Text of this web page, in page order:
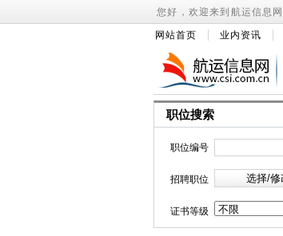
您好，欢迎来到航运信息
网站首页 业内资讯
职位搜索
职位编号
招聘职位
证书等级